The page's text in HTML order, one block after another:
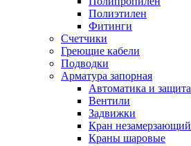
Полиэтилен
Фитинги
Счетчики
Греющие кабели
Подводки
Арматура запорная
Автоматика и защита
Вентили
Задвижки
Кран незамерзающий
Краны шаровые